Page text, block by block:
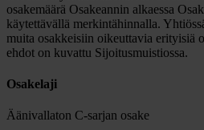
osakemäärä Osakeannin alkaessa
käytettävällä merkintähinnalla.
muita osakkeisiin oikeuttavia erityisiä
ehdot on kuvattu Sijoitusmuistiossa.
Osakelaji
Äänivallaton C-sarjan osake